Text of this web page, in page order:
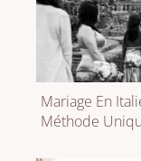
Mariage En
Méthode